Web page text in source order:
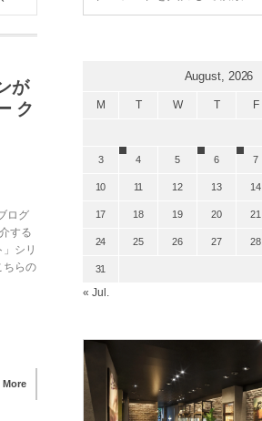
が
ク
ログ
する
シリ
ちらの
More
August, 2026
M T W T F
3 4 5 6 7
10 11 12 13 14
17 18 19 20 21
24 25 26 27 28
31
« Jul.